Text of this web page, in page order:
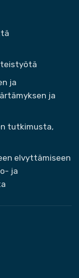
ja
ja
tutkimusta,
elvyttämiseen
ja